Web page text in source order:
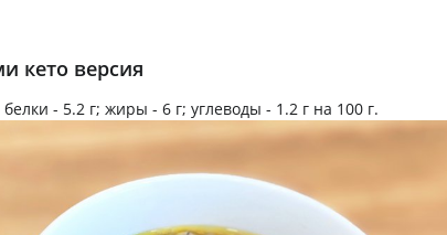
кето версия
белки - 5.2 г; жиры - 6 г; углеводы - 1.2 г на 100 г.